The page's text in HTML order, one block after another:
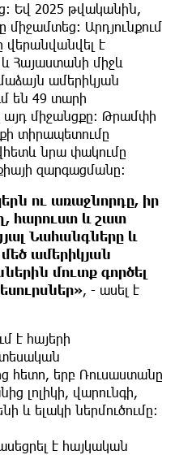
Եվ 2025 թվականին,
միջամտեց։ Արդյունքում
վերանվանվել է
Հայաստանի միջև
ամերիկյան
են 49 տարի
այդ միջանցքը։ Թրամփի
տիրապետումը
նրա փակումը
զարգացմանը։
ու առաջնորդը, իր
հարուստ և շատ
Նահանգները և
ամերիկյան
մուտք գործել
, - ասել է
է հայերի
հետո, երբ Ռուսաստանը
լոլիկի, վարունգի,
և ելակի ներմուծումը։
է հայկական